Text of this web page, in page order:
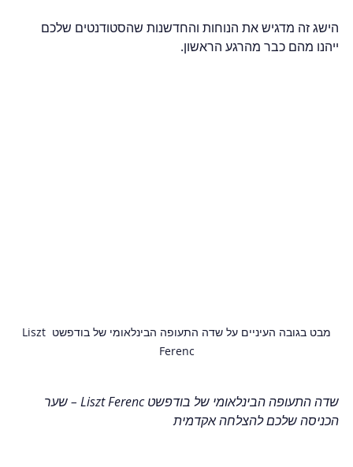
הישג זה מדגיש את הנוחות והחדשנות שהסטודנטים שלכם
ייהנו מהם כבר מהרגע הראשון.
מבט בגובה העיניים על שדה התעופה הבינלאומי של בודפשט Liszt
Ferenc
שדה התעופה הבינלאומי של בודפשט Liszt Ferenc – שער
הכניסה שלכם להצלחה אקדמית